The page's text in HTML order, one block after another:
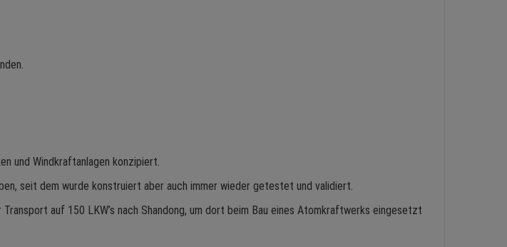
und Windkraftanlagen konzipiert.
seit dem wurde konstruiert aber auch immer wieder getestet und validiert.
auf 150 LKW’s nach Shandong, um dort beim Bau eines Atomkraftwerks eingesetzt